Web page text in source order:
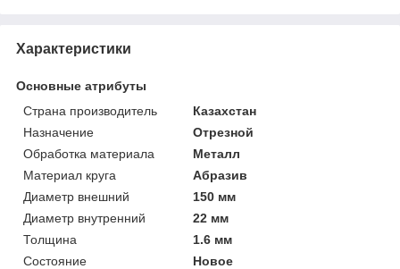
Характеристики
Основные атрибуты
Страна производитель
Казахстан
Назначение
Отрезной
Обработка материала
Металл
Материал круга
Абразив
Диаметр внешний
150 мм
Диаметр внутренний
22 мм
Толщина
1.6 мм
Состояние
Новое